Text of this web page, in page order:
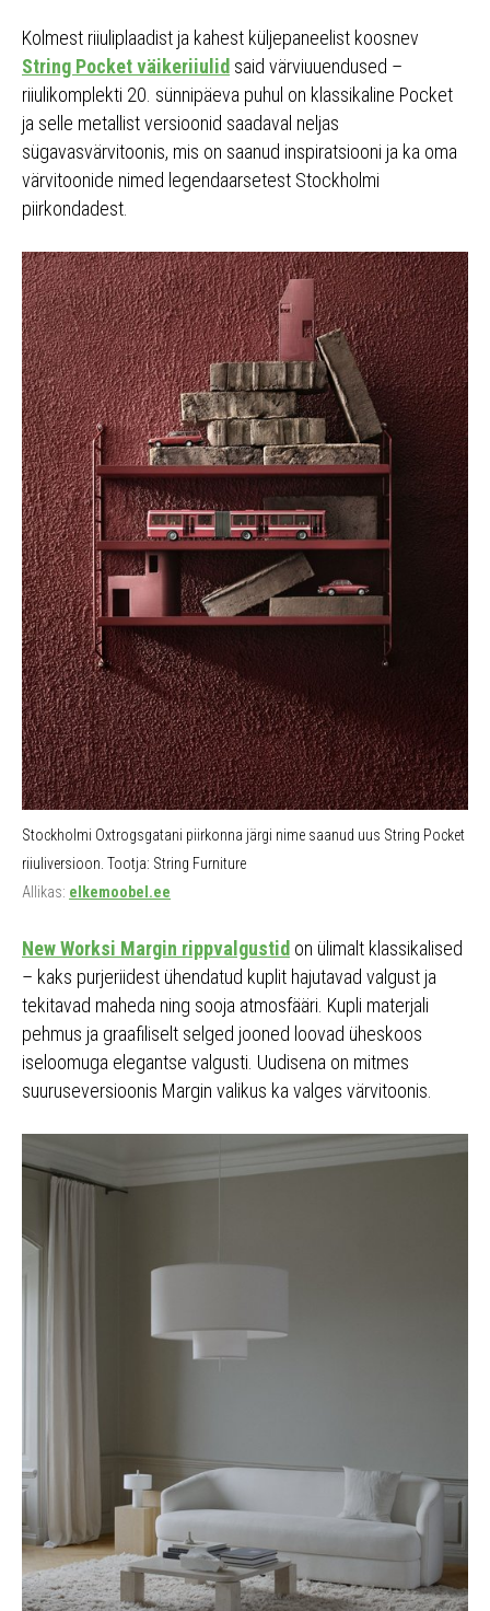
Kolmest riiuliplaadist ja kahest küljepaneelist koosnev
String Pocket väikeriiulid said värviuuendused –
riiulikomplekti 20. sünnipäeva puhul on klassikaline Pocket
ja selle metallist versioonid saadaval neljas
sügavasvärvitoonis, mis on saanud inspiratsiooni ja ka oma
värvitoonide nimed legendaarsetest Stockholmi
piirkondadest.
Stockholmi Oxtrogsgatani piirkonna järgi nime saanud uus String Pocket
riiuliversioon. Tootja: String Furniture
Allikas: elkemoobel.ee
New Worksi Margin rippvalgustid on ülimalt klassikalised
– kaks purjeriidest ühendatud kuplit hajutavad valgust ja
tekitavad maheda ning sooja atmosfääri. Kupli materjali
pehmus ja graafiliselt selged jooned loovad üheskoos
iseloomuga elegantse valgusti. Uudisena on mitmes
suuruseversioonis Margin valikus ka valges värvitoonis.